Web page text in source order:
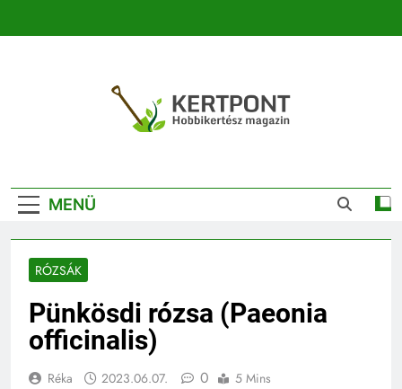
Kertészeti
Magazin |
Növényhatározó
MENÜ
RÓZSÁK
Pünkösdi rózsa (Paeonia
officinalis)
Réka 2023.06.07. 0 5 Mins